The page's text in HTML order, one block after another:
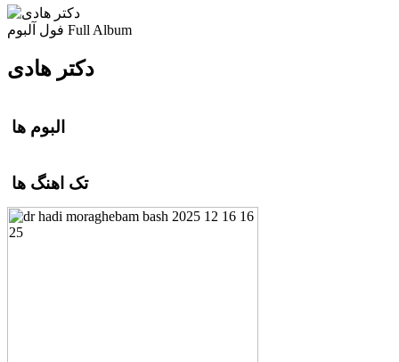
Full Album
دکتر هادی
البوم ها
تک اهنگ ها